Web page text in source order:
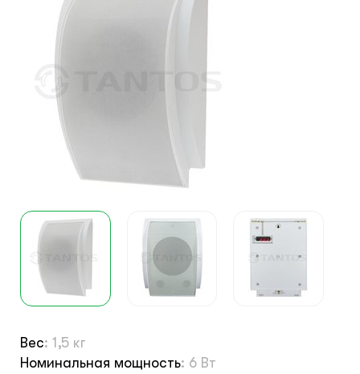
Системы контроля и управления
доступом
Защитные сейферы и боксы
Зеркала безопасности
Климатический шкафы
Монтажные шкафы
Вес: 1,5 кг
Номинальная мощность: 6 Вт